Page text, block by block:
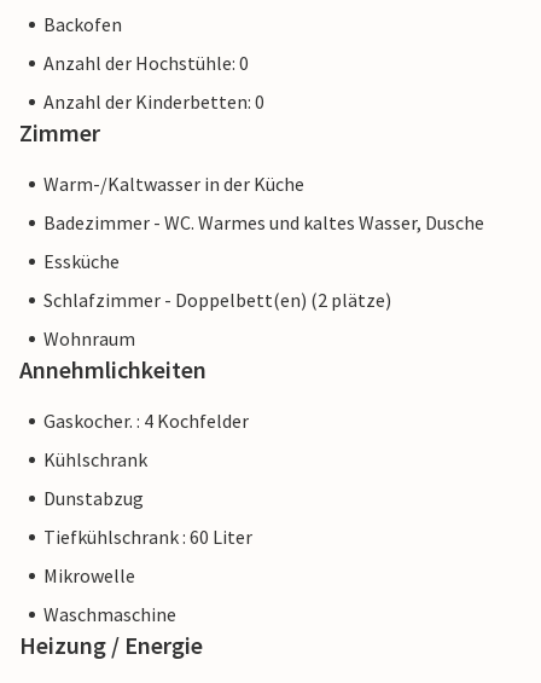
Backofen
Anzahl der Hochstühle: 0
Anzahl der Kinderbetten: 0
Zimmer
Warm-/Kaltwasser in der Küche
Badezimmer - WC. Warmes und kaltes Wasser, Dusche
Essküche
Schlafzimmer - Doppelbett(en) (2 plätze)
Wohnraum
Annehmlichkeiten
Gaskocher. : 4 Kochfelder
Kühlschrank
Dunstabzug
Tiefkühlschrank : 60 Liter
Mikrowelle
Waschmaschine
Heizung / Energie